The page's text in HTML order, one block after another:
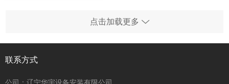
点击加载更多
联系方式